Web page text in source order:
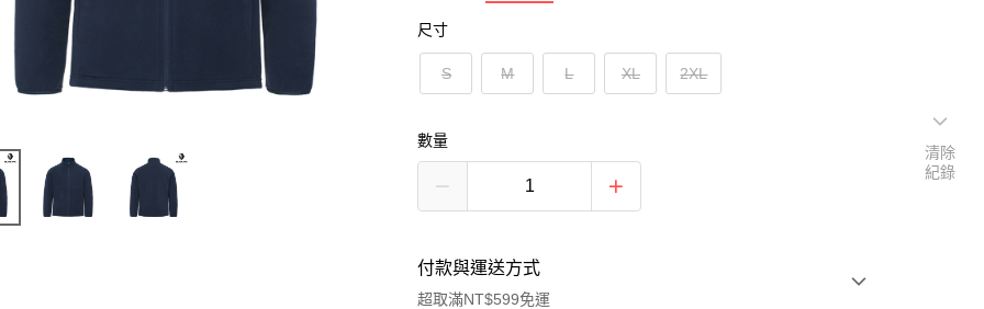
尺寸
S M L XL 2XL
數量
付款與運送方式
超取滿NT$599免運
清除
紀錄